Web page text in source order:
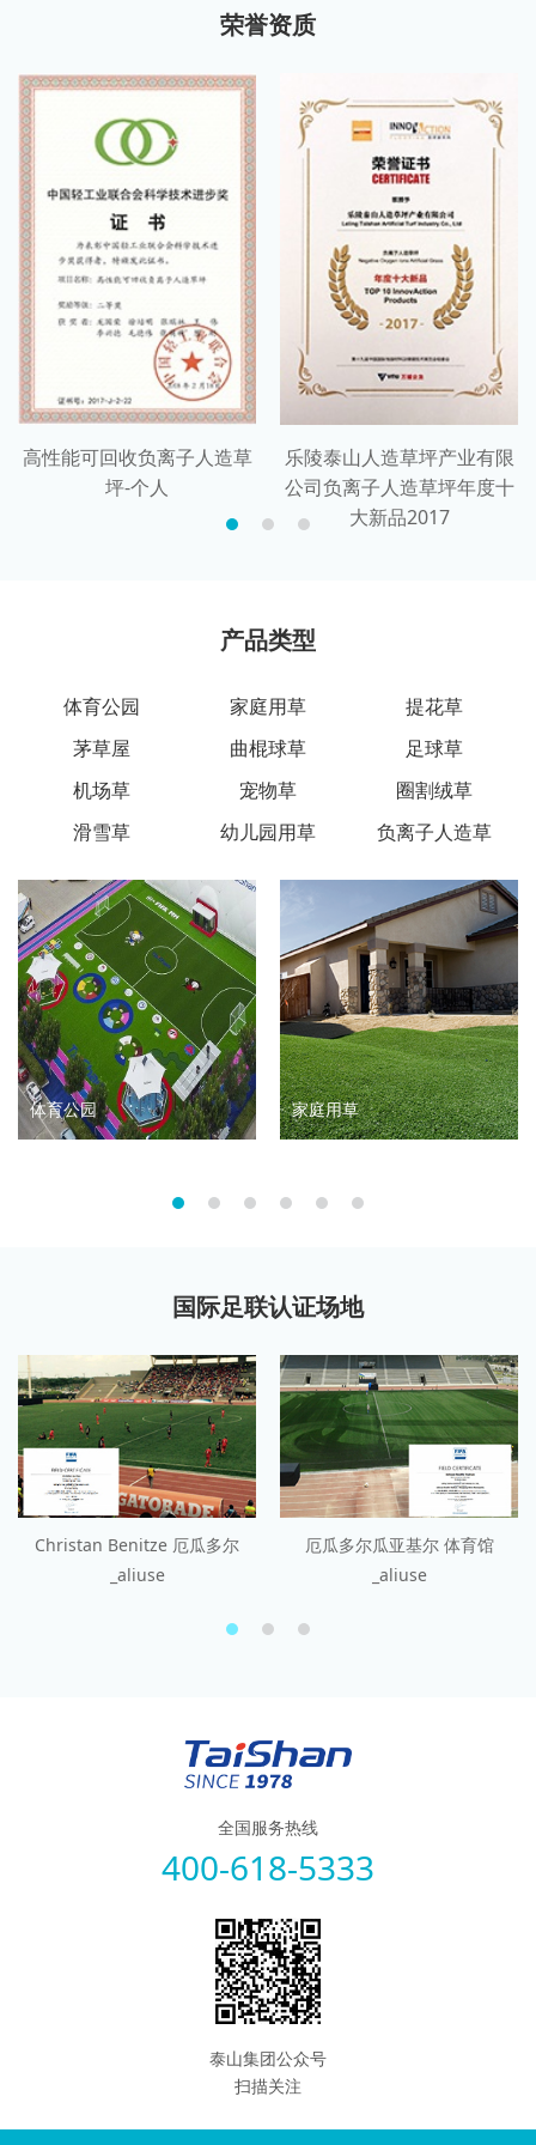
荣誉资质
高性能可回收负离子人造草
坪-个人
乐陵泰山人造草坪产业有限
公司负离子人造草坪年度十
大新品2017
产品类型
体育公园 家庭用草
提花草
茅草屋
曲棍球草
足球草
机场草
宠物草
圈割绒草
滑雪草
幼儿园用草 负离子人造草
体育公园 家庭用草
国际足联认证场地
Christan Benitze 厄瓜多尔
_aliuse
厄瓜多尔瓜亚基尔 体育馆
_aliuse
全国服务热线
400-618-5333
泰山集团公众号
扫描关注